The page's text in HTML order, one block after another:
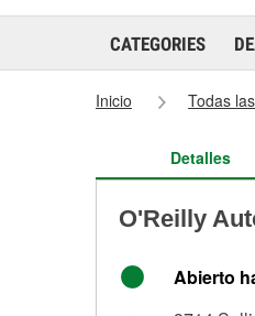
CATEGORIES
Inicio Todas
Detalles
O'Reilly
Abierto